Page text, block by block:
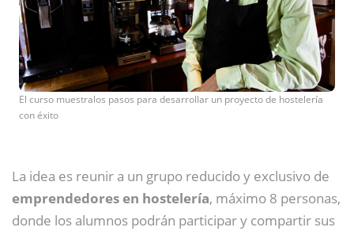
El curso muestralos pasos para desarrollar un proyecto de hostelería
con éxito
La idea es reunir a un grupo reducido y exclusivo de
emprendedores en hostelería, máximo 8 personas,
donde los alumnos podrán participar y compartir sus